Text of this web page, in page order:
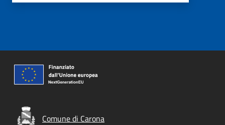
Comune di Carona